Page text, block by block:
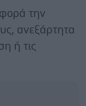
την
ανεξάρτητα
ή τις